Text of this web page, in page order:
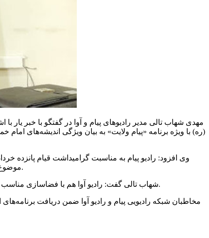
مهدی شهاب تالی مدیر رادیوهای پیام و آوا در گفتگو با خبر یار با
(ره) با ویژه برنامه «پیام ولایت» به بیان ویژگی اندیشه‌های
وی افزود: رادیو پیام به مناسبت گرامیداشت قیام پانزده
موضوع ۱۵ خرداد در بخش‌های مختلف شبکه و نقش سیاسی و تاریخی قیام ۱۵ خرداد ۴۲ در پیروزی انقلاب اسلامی ازاست.
شهاب تالی گفت: رادیو آوا هم با فضاسازی مناسب در سالروز ارتحال حضرت امام (ره)، و ۱۵ خرداد به صورت ویژه در قالب متن‌های روایی و موسیقی‌های مناسب مخاطبانش را همراهی می‌کند.
مخاطبان شبکه رادیویی پیام و رادیو آوا ضمن دریافت